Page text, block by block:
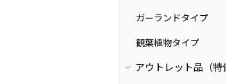
ガーランドタイプ
観葉植物タイプ
アウトレット品（特